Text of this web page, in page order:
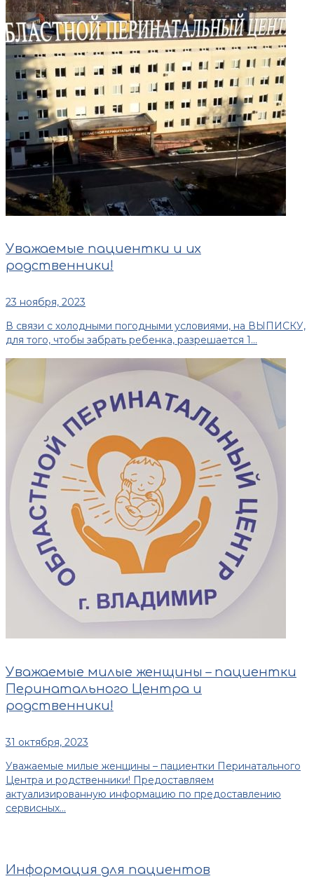
Уважаемые пациентки и их
родственники!
23 ноября, 2023
В связи с холодными погодными условиями, на ВЫПИСКУ,
для того, чтобы забрать ребенка, разрешается 1...
Уважаемые милые женщины – пациентки
Перинатального Центра и
родственники!
31 октября, 2023
Уважаемые милые женщины – пациентки Перинатального
Центра и родственники! Предоставляем
актуализированную информацию по предоставлению
сервисных...
Информация для пациентов